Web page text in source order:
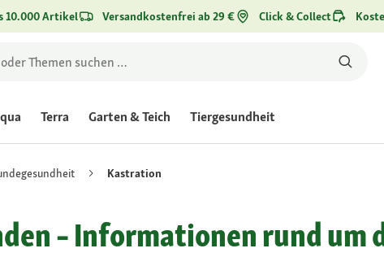
10.000 Artikel Versandkostenfrei ab 29 € Click & Collect
Terra Garten & Teich Tiergesundheit
Kastration
– Informationen rund um